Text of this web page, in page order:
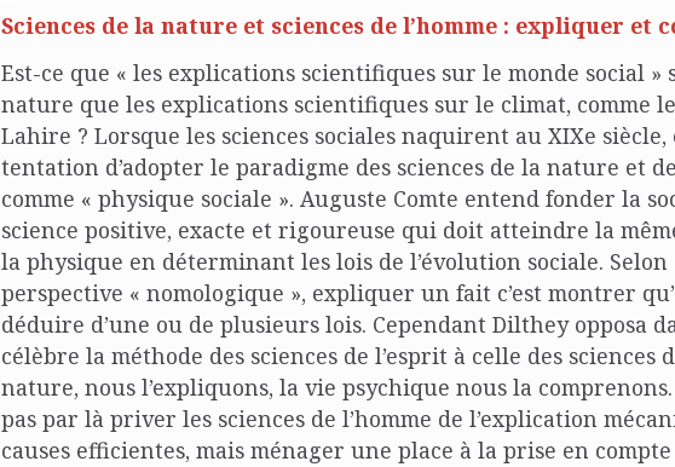
Sciences de la nature et sciences de l’homme : expliquer et
Est-ce que « les explications scientifiques sur le monde social »
nature que les explications scientifiques sur le climat, comme
Lahire ? Lorsque les sciences sociales naquirent au XIXe
tentation d’adopter le paradigme des sciences de la nature et
comme « physique sociale ». Auguste Comte entend fonder la
science positive, exacte et rigoureuse qui doit atteindre la
la physique en déterminant les lois de l’évolution sociale. Selon
perspective « nomologique », expliquer un fait c’est montrer
déduire d’une ou de plusieurs lois. Cependant Dilthey opposa
célèbre la méthode des sciences de l’esprit à celle des sciences
nature, nous l’expliquons, la vie psychique nous la
pas par là priver les sciences de l’homme de l’explication
causes efficientes, mais ménager une place à la prise en